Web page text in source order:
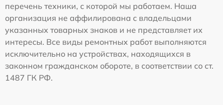
перечень техники, с которой мы работаем. Наша
организация не аффилирована с владельцами
указанных товарных знаков и не представляет их
интересы. Все виды ремонтных работ выполняются
исключительно на устройствах, находящихся в
законном гражданском обороте, в соответствии со ст.
1487 ГК РФ.